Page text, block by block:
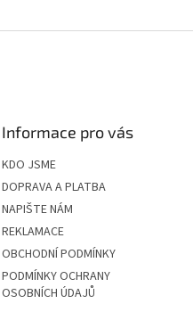
Informace pro vás
KDO JSME
DOPRAVA A PLATBA
NAPIŠTE NÁM
REKLAMACE
OBCHODNÍ PODMÍNKY
PODMÍNKY OCHRANY
OSOBNÍCH ÚDAJŮ